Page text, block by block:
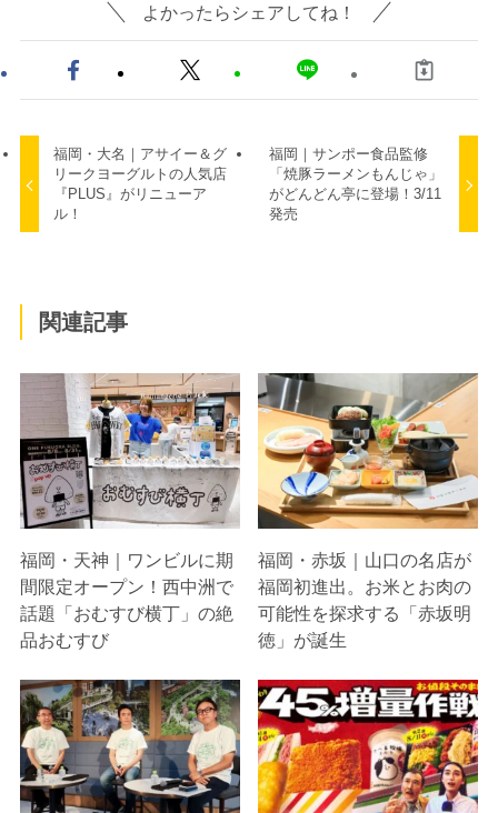
よかったらシェアしてね！
福岡・大名｜アサイー＆グ
リークヨーグルトの人気店
『PLUS』がリニューア
ル！
福岡｜サンポー食品監修
「焼豚ラーメンもんじゃ」
がどんどん亭に登場！3/11
発売
関連記事
福岡・天神｜ワンビルに期
間限定オープン！西中洲で
話題「おむすび横丁」の絶
品おむすび
福岡・赤坂｜山口の名店が
福岡初進出。お米とお肉の
可能性を探求する「赤坂明
徳」が誕生